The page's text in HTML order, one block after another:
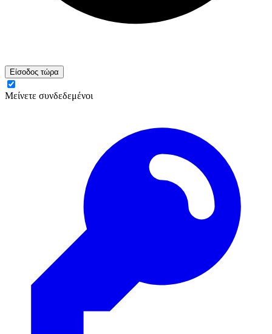
Είσοδος τώρα
Μείνετε συνδεδεμένοι